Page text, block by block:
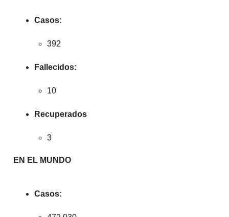
Casos:
392
Fallecidos:
10
Recuperados
3
EN EL MUNDO
Casos: